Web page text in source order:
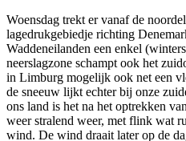
Woensdag trekt er vanaf de
lagedrukgebiedje richting
Waddeneilanden een enkel
neerslagzone schampt ook het
in Limburg mogelijk ook net een
de sneeuw lijkt echter bij onze
ons land is het na het optrekken
weer stralend weer, met flink wat
wind. De wind draait later op de